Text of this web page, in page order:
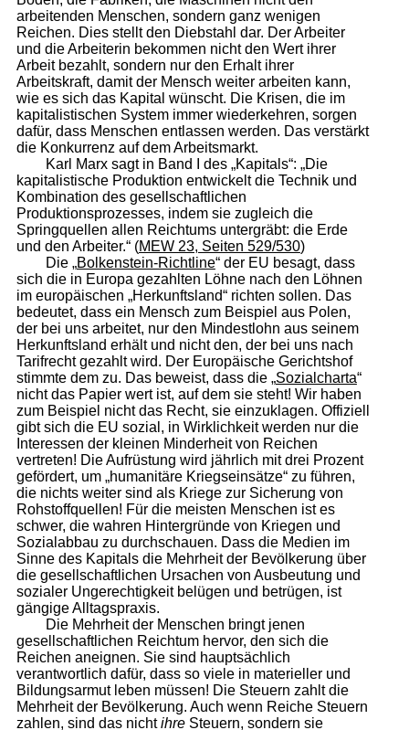
arbeitenden Menschen, sondern ganz wenigen
Reichen. Dies stellt den Diebstahl dar. Der Arbeiter
und die Arbeiterin bekommen nicht den Wert ihrer
Arbeit bezahlt, sondern nur den Erhalt ihrer
Arbeitskraft, damit der Mensch weiter arbeiten kann,
wie es sich das Kapital wünscht. Die Krisen, die im
kapitalistischen System immer wiederkehren, sorgen
dafür, dass Menschen entlassen werden. Das verstärkt
die Konkurrenz auf dem Arbeitsmarkt.
Karl Marx sagt in Band I des „Kapitals“: „Die
kapitalistische Produktion entwickelt die Technik und
Kombination des gesellschaftlichen
Produktionsprozesses, indem sie zugleich die
Springquellen allen Reichtums untergräbt: die Erde
und den Arbeiter.“ (MEW 23, Seiten 529/530)
Die „Bolkenstein-Richtline“ der EU besagt, dass
sich die in Europa gezahlten Löhne nach den Löhnen
im europäischen „Herkunftsland“ richten sollen. Das
bedeutet, dass ein Mensch zum Beispiel aus Polen,
der bei uns arbeitet, nur den Mindestlohn aus seinem
Herkunftsland erhält und nicht den, der bei uns nach
Tarifrecht gezahlt wird. Der Europäische Gerichtshof
stimmte dem zu. Das beweist, dass die „Sozialcharta“
nicht das Papier wert ist, auf dem sie steht! Wir haben
zum Beispiel nicht das Recht, sie einzuklagen. Offiziell
gibt sich die EU sozial, in Wirklichkeit werden nur die
Interessen der kleinen Minderheit von Reichen
vertreten! Die Aufrüstung wird jährlich mit drei Prozent
gefördert, um „humanitäre Kriegseinsätze“ zu führen,
die nichts weiter sind als Kriege zur Sicherung von
Rohstoffquellen! Für die meisten Menschen ist es
schwer, die wahren Hintergründe von Kriegen und
Sozialabbau zu durchschauen. Dass die Medien im
Sinne des Kapitals die Mehrheit der Bevölkerung über
die gesellschaftlichen Ursachen von Ausbeutung und
sozialer Ungerechtigkeit belügen und betrügen, ist
gängige Alltagspraxis.
Die Mehrheit der Menschen bringt jenen
gesellschaftlichen Reichtum hervor, den sich die
Reichen aneignen. Sie sind hauptsächlich
verantwortlich dafür, dass so viele in materieller und
Bildungsarmut leben müssen! Die Steuern zahlt die
Mehrheit der Bevölkerung. Auch wenn Reiche Steuern
zahlen, sind das nichtihreSteuern, sondern sie